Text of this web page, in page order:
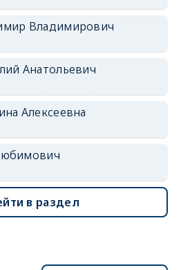
Владимирович
Анатольевич
Алексеевна
в раздел